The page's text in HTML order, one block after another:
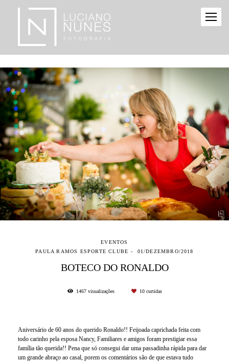
EVENTOS
PAULA RAMOS ESPORTE CLUBE
01/DEZEMBRO/2018
BOTECO DO RONALDO
1467visualizações 10curtidas
Aniversário de 60 anos do querido Ronaldo!! Feijoada caprichada feita com
todo carinho pela esposa Nancy, Familiares e amigos foram prestigiar essa
família tão querida!! Pena que só consegui dar uma passadinha rápida para dar
um grande abraço ao casal, porem os comentários são de que estava tudo